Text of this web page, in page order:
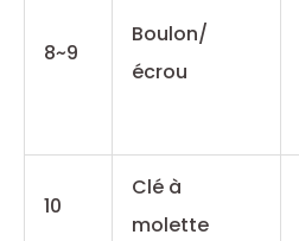
8~9
Boulon/
écrou
10
Clé à
molette